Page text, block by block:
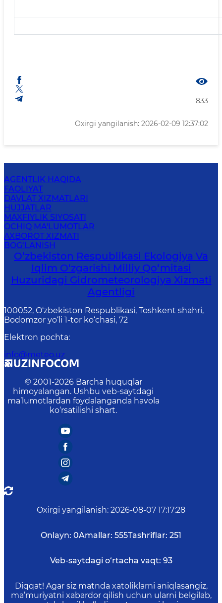
833
Oxirgi yangilanish: 2026-02-09 12:37:02
AGENTLIK HAQIDA
FAOLIYAT
DAVLAT XIZMATLARI
HUJJATLAR
MAXFIYLIK SIYOSATI
OCHIQ MA'LUMOTLAR
AXBOROT XIZMATI
BOG‘LANISH
O‘zbekiston Respublikasi Ekologiya Va
Iqlim O‘zgarishi Milliy Qo‘mitasi
Huzuridagi Gidrometeorologiya Xizmati
Agentligi
100052, O‘zbekiston Respublikasi, Toshkent shahri,
Bodomzor yo‘li 1-tor ko‘chasi, 72
Elektron pochta:
info@meteo.uz
© 2001-2026 Barcha huquqlar
himoyalangan. Ushbu veb-saytdagi
ma’lumotlardan foydalanganda havola
ko‘rsatilishi shart.
Oxirgi yangilanish: 2026-08-07 17:17:28
Onlayn: 0Amallar: 555Tashriflar: 251
Veb-saytdagi o‘rtacha vaqt: 93
Diqqat! Agar siz matnda xatoliklarni aniqlasangiz,
ma’muriyatni xabardor qilish uchun ularni belgilab,